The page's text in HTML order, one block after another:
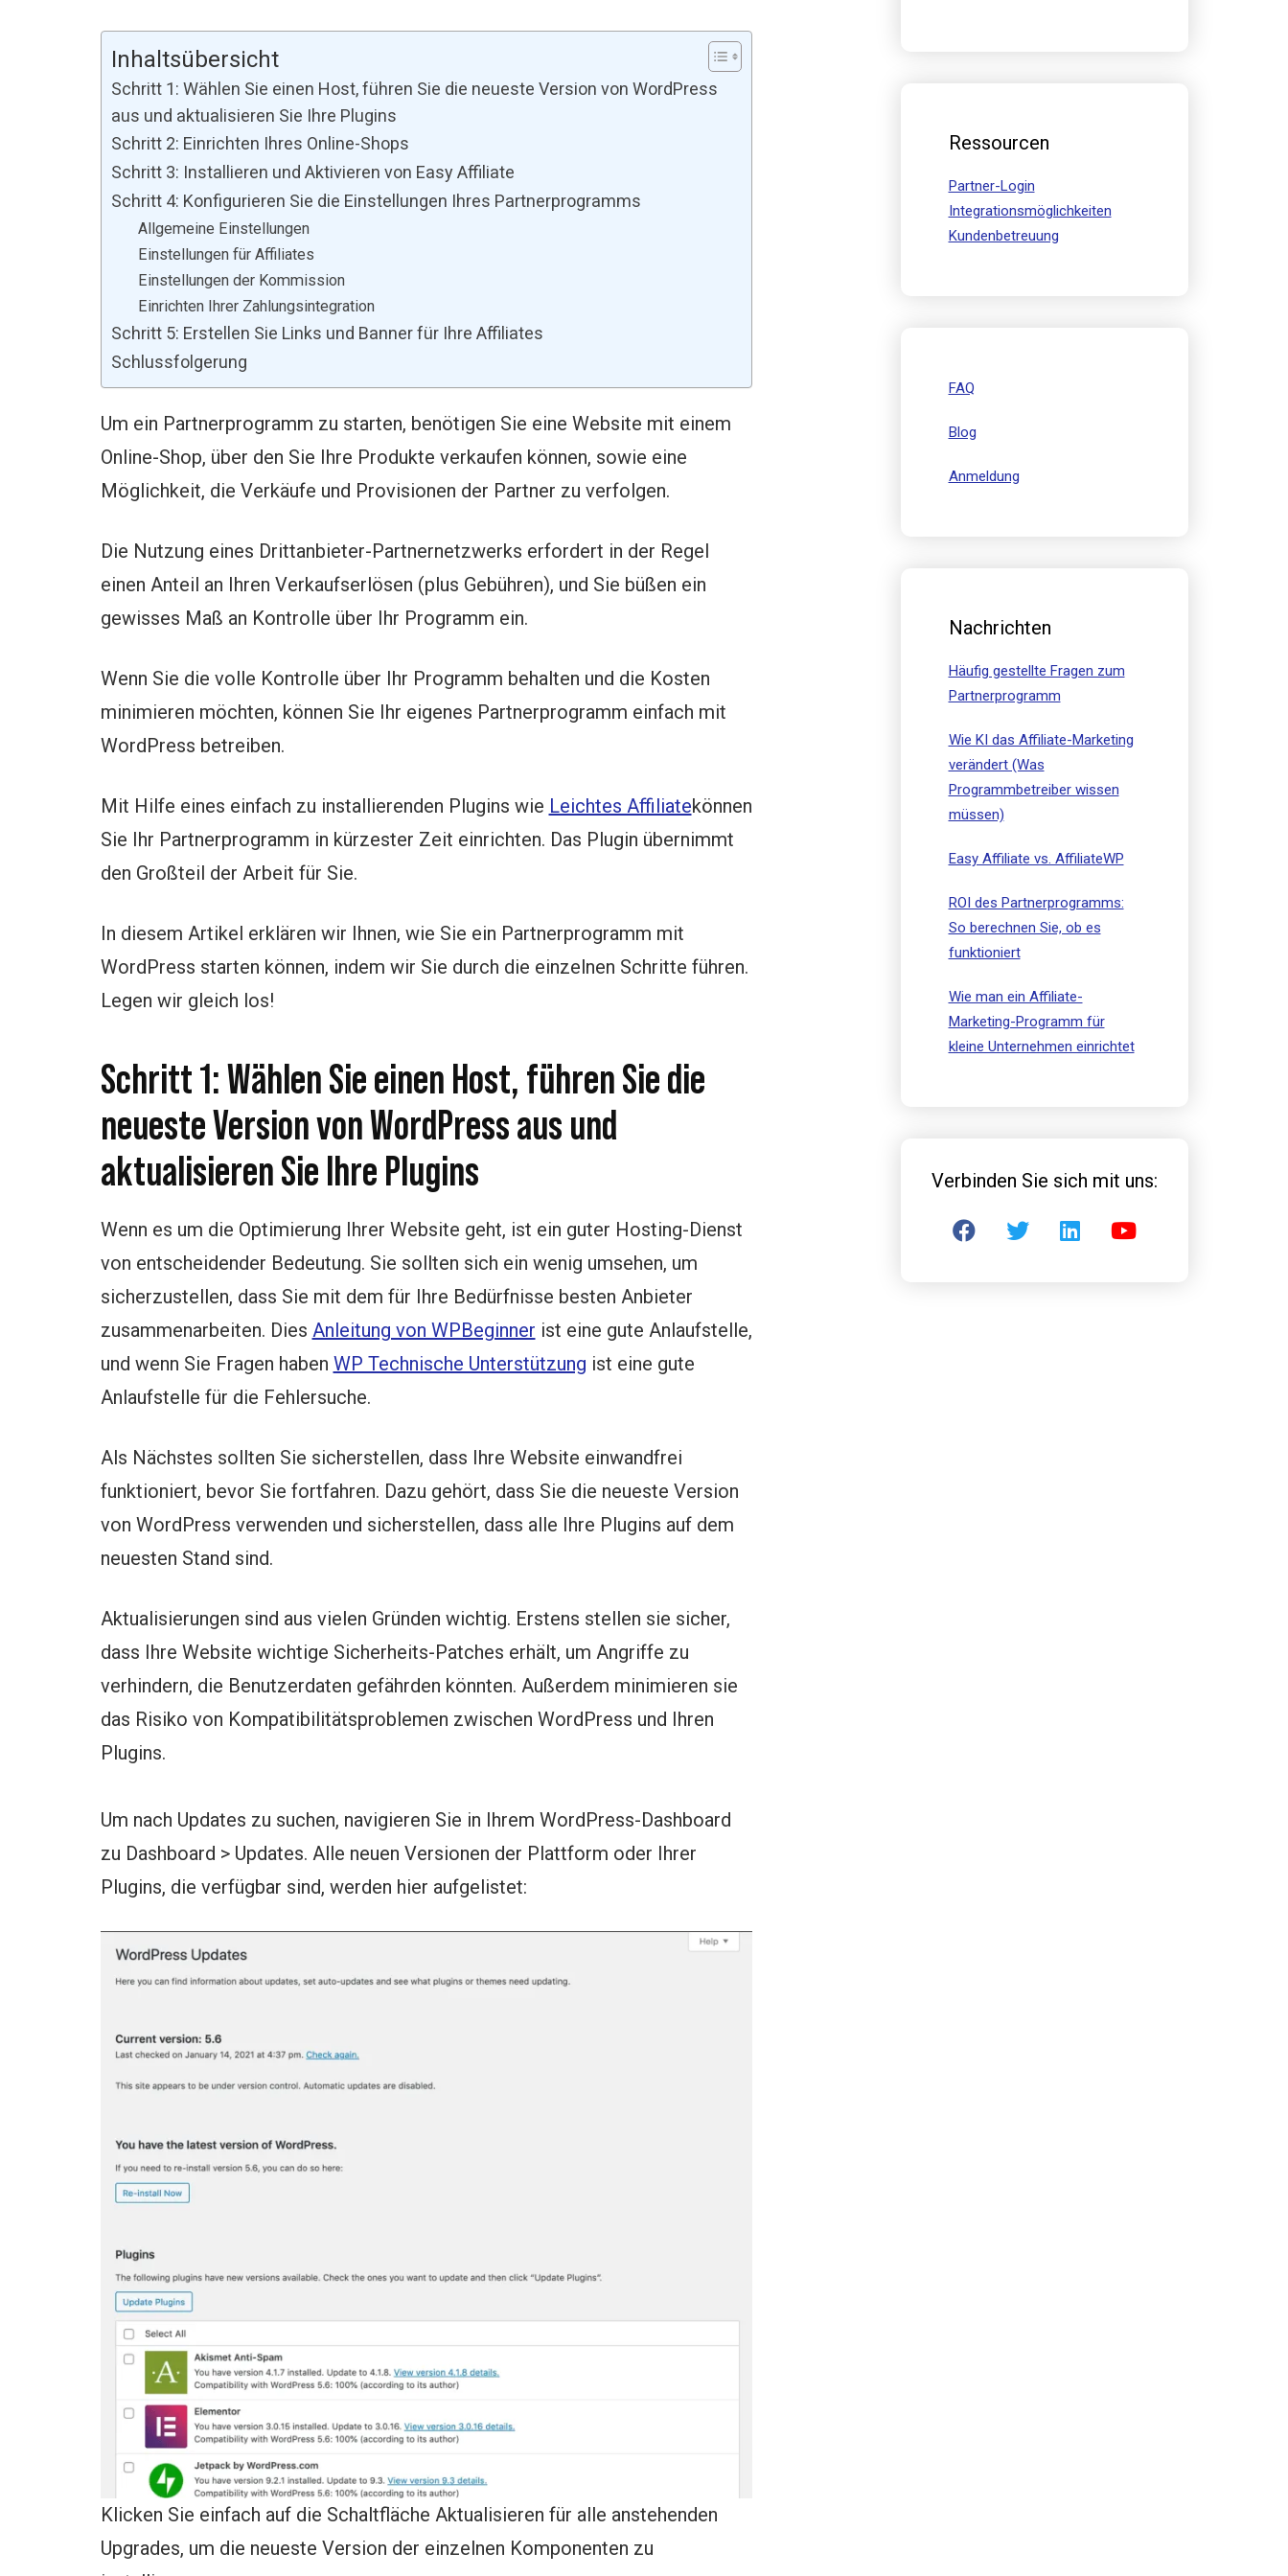
Inhaltsübersicht
Schritt 1: Wählen Sie einen Host, führen Sie die neueste Version von WordPress
aus und aktualisieren Sie Ihre Plugins
Schritt 2: Einrichten Ihres Online-Shops
Schritt 3: Installieren und Aktivieren von Easy Affiliate
Schritt 4: Konfigurieren Sie die Einstellungen Ihres Partnerprogramms
Allgemeine Einstellungen
Einstellungen für Affiliates
Einstellungen der Kommission
Einrichten Ihrer Zahlungsintegration
Schritt 5: Erstellen Sie Links und Banner für Ihre Affiliates
Schlussfolgerung
Um ein Partnerprogramm zu starten, benötigen Sie eine Website mit einem
Online-Shop, über den Sie Ihre Produkte verkaufen können, sowie eine
Möglichkeit, die Verkäufe und Provisionen der Partner zu verfolgen.
Die Nutzung eines Drittanbieter-Partnernetzwerks erfordert in der Regel
einen Anteil an Ihren Verkaufserlösen (plus Gebühren), und Sie büßen ein
gewisses Maß an Kontrolle über Ihr Programm ein.
Wenn Sie die volle Kontrolle über Ihr Programm behalten und die Kosten
minimieren möchten, können Sie Ihr eigenes Partnerprogramm einfach mit
WordPress betreiben.
Mit Hilfe eines einfach zu installierenden Plugins wie Leichtes Affiliatekönnen
Sie Ihr Partnerprogramm in kürzester Zeit einrichten. Das Plugin übernimmt
den Großteil der Arbeit für Sie.
In diesem Artikel erklären wir Ihnen, wie Sie ein Partnerprogramm mit
WordPress starten können, indem wir Sie durch die einzelnen Schritte führen.
Legen wir gleich los!
Schritt 1: Wählen Sie einen Host, führen Sie die
neueste Version von WordPress aus und
aktualisieren Sie Ihre Plugins
Wenn es um die Optimierung Ihrer Website geht, ist ein guter Hosting-Dienst
von entscheidender Bedeutung. Sie sollten sich ein wenig umsehen, um
sicherzustellen, dass Sie mit dem für Ihre Bedürfnisse besten Anbieter
zusammenarbeiten. Dies Anleitung von WPBeginner ist eine gute Anlaufstelle,
und wenn Sie Fragen haben WP Technische Unterstützung ist eine gute
Anlaufstelle für die Fehlersuche.
Als Nächstes sollten Sie sicherstellen, dass Ihre Website einwandfrei
funktioniert, bevor Sie fortfahren. Dazu gehört, dass Sie die neueste Version
von WordPress verwenden und sicherstellen, dass alle Ihre Plugins auf dem
neuesten Stand sind.
Aktualisierungen sind aus vielen Gründen wichtig. Erstens stellen sie sicher,
dass Ihre Website wichtige Sicherheits-Patches erhält, um Angriffe zu
verhindern, die Benutzerdaten gefährden könnten. Außerdem minimieren sie
das Risiko von Kompatibilitätsproblemen zwischen WordPress und Ihren
Plugins.
Um nach Updates zu suchen, navigieren Sie in Ihrem WordPress-Dashboard
zu Dashboard > Updates. Alle neuen Versionen der Plattform oder Ihrer
Plugins, die verfügbar sind, werden hier aufgelistet:
Klicken Sie einfach auf die Schaltfläche Aktualisieren für alle anstehenden
Upgrades, um die neueste Version der einzelnen Komponenten zu
Ressourcen
Partner-Login
Integrationsmöglichkeiten
Kundenbetreuung
FAQ
Blog
Anmeldung
Nachrichten
Häufig gestellte Fragen zum
Partnerprogramm
Wie KI das Affiliate-Marketing
verändert (Was
Programmbetreiber wissen
müssen)
Easy Affiliate vs. AffiliateWP
ROI des Partnerprogramms:
So berechnen Sie, ob es
funktioniert
Wie man ein Affiliate-
Marketing-Programm für
kleine Unternehmen einrichtet
Verbinden Sie sich mit uns: